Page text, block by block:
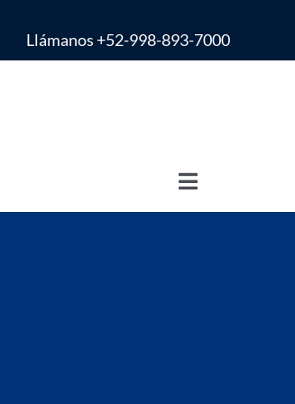
Llámanos +52-998-893-7000
Toggle
Navigation